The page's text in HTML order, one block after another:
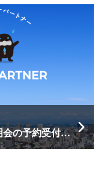
【5月開催】オンライン会社説明会の予約受付中！